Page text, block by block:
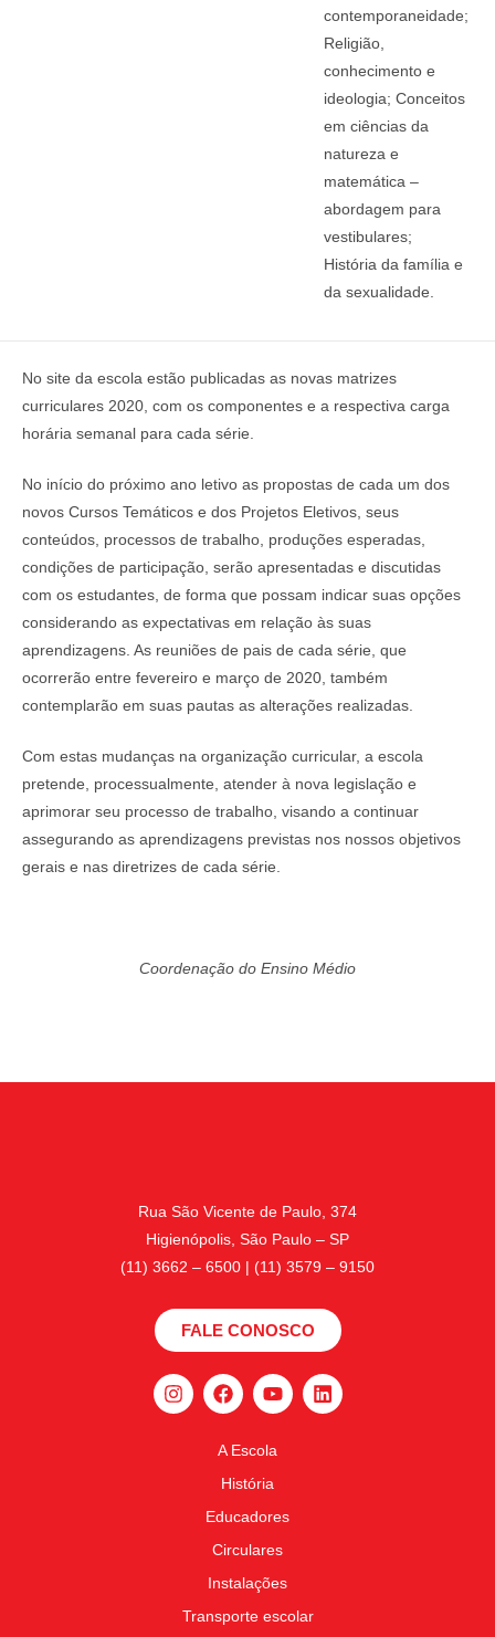
contemporaneidade;
Religião,
conhecimento e
ideologia; Conceitos
em ciências da
natureza e
matemática –
abordagem para
vestibulares;
História da família e
da sexualidade.
No site da escola estão publicadas as novas matrizes
curriculares 2020, com os componentes e a respectiva carga
horária semanal para cada série.
No início do próximo ano letivo as propostas de cada um dos
novos Cursos Temáticos e dos Projetos Eletivos, seus
conteúdos, processos de trabalho, produções esperadas,
condições de participação, serão apresentadas e discutidas
com os estudantes, de forma que possam indicar suas opções
considerando as expectativas em relação às suas
aprendizagens. As reuniões de pais de cada série, que
ocorrerão entre fevereiro e março de 2020, também
contemplarão em suas pautas as alterações realizadas.
Com estas mudanças na organização curricular, a escola
pretende, processualmente, atender à nova legislação e
aprimorar seu processo de trabalho, visando a continuar
assegurando as aprendizagens previstas nos nossos objetivos
gerais e nas diretrizes de cada série.
Coordenação do Ensino Médio
Rua São Vicente de Paulo, 374
Higienópolis, São Paulo – SP
(11) 3662 – 6500 | (11) 3579 – 9150
FALE CONOSCO
A Escola
História
Educadores
Circulares
Instalações
Transporte escolar